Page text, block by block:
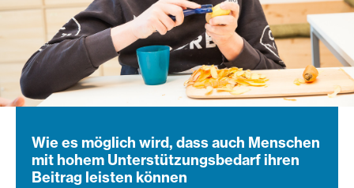
Wie es möglich wird, dass auch Menschen
mit hohem Unterstützungsbedarf ihren
Beitrag leisten können